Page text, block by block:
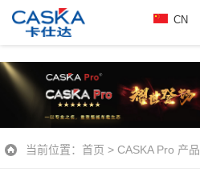
CN
当前位置： 首页 > CASKA Pro 产品